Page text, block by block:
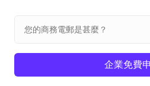
企業免費